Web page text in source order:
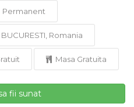
Permanent
BUCURESTI, Romania
Masa Gratuita
fii sunat